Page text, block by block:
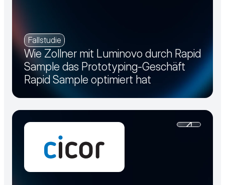
Fallstudie
Wie Zollner mit Luminovo durch Rapid
Sample das Prototyping-Geschäft
Rapid Sample optimiert hat